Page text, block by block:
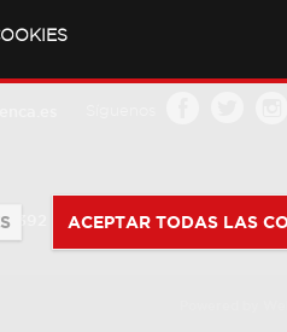
392 ACEPTAR TODAS LAS